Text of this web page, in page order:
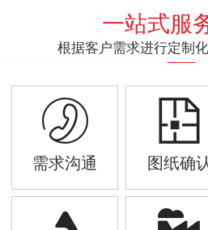
一站式服
根据客户需求进行定制
需求沟通 图纸确